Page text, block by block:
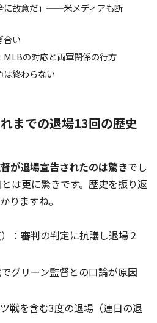
に故意だ」──米メディアも断
合い
MLBの対応と両軍関係の行方
終わらない
までの退場13回の歴史
が退場宣告されたのは驚きでし
とは更に驚きです。歴史を振り返
りますね。
）：審判の判定に抗議し退場２
グリーン監督との口論が原因
戦を含む3度の退場（連日の退